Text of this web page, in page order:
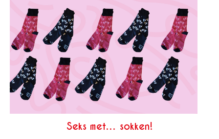
Seks met… sokken!